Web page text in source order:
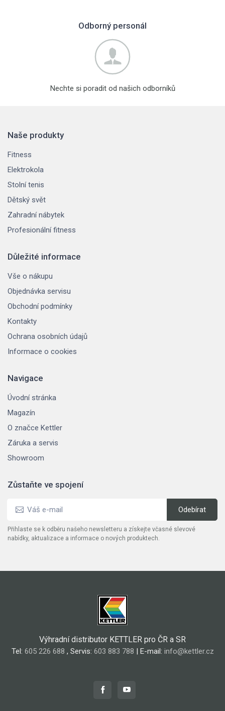
Odborný personál
Nechte si poradit od našich odborníků
Naše produkty
Fitness
Elektrokola
Stolní tenis
Dětský svět
Zahradní nábytek
Profesionální fitness
Důležité informace
Vše o nákupu
Objednávka servisu
Obchodní podmínky
Kontakty
Ochrana osobních údajů
Informace o cookies
Navigace
Úvodní stránka
Magazín
O značce Kettler
Záruka a servis
Showroom
Zůstaňte ve spojení
Přihlaste se k odběru našeho newsletteru a získejte včasné slevové
nabídky, aktualizace a informace o nových produktech.
Výhradní distributor KETTLER pro ČR a SR
Tel: 605 226 688 , Servis: 603 883 788 | E-mail: info@kettler.cz